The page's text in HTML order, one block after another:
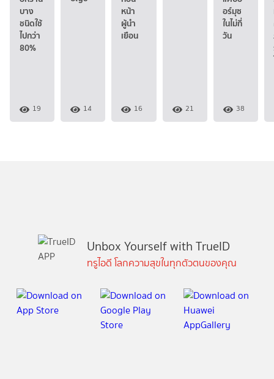
บาง
ชนิดใช้
ไปกว่า
80%
19 14
หน้า
ผู้นำ
เยือน
16 21
อร์มุซ
ในไม่กี่
วัน
38
Unbox Yourself with TrueID
ทรูไอดี โลกความสุขในทุกตัวตนของคุณ